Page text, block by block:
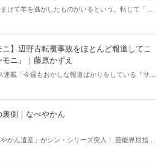
ま新書）｜梶原麻衣子
けて羊を逃がしたものがいるという。転じて「読
』編集部員のライター・梶原がお送りする時事
ニ】辺野古転覆事故をほとんど報道してこ
ニ』｜藤原かずえ
連載「今週もおかしな報道ばかりをしている『サン
側｜なべやかん
かん遺産」がシン・シリーズ突入！ 芸能界屈指の